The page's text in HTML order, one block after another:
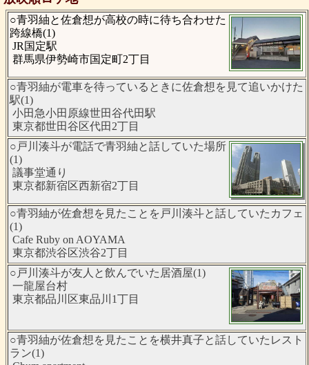
○青羽紬と佐倉想が高校の時に待ち合わせた
跨線橋(1)
JR国定駅
群馬県伊勢崎市国定町2丁目
○青羽紬が電車を待っているときに佐倉想を見て追いかけた
駅(1)
小田急小田原線世田谷代田駅
東京都世田谷区代田2丁目
○戸川湊斗が電話で青羽紬と話していた場所
(1)
議事堂通り
東京都新宿区西新宿2丁目
○青羽紬が佐倉想を見たことを戸川湊斗と話していたカフェ
(1)
Cafe Ruby on AOYAMA
東京都渋谷区渋谷2丁目
○戸川湊斗が友人と飲んでいた居酒屋(1)
一龍屋台村
東京都品川区東品川1丁目
○青羽紬が佐倉想を見たことを横井真子と話していたレスト
ラン(1)